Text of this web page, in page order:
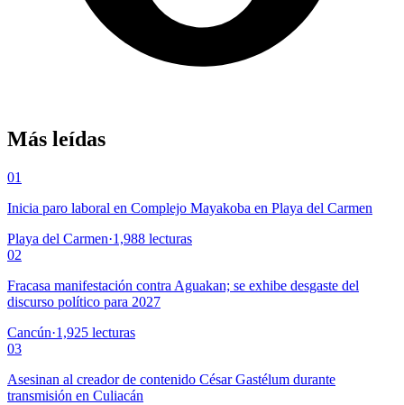
Más leídas
01
Inicia paro laboral en Complejo Mayakoba en Playa del Carmen
Playa del Carmen·1,988 lecturas
02
Fracasa manifestación contra Aguakan; se exhibe desgaste del
discurso político para 2027
Cancún·1,925 lecturas
03
Asesinan al creador de contenido César Gastélum durante
transmisión en Culiacán